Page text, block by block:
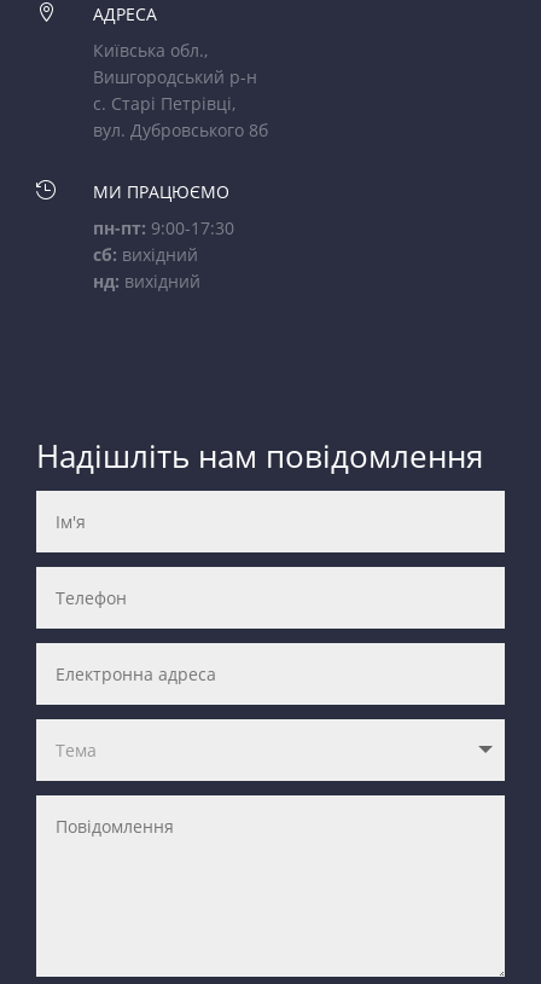

АДРЕСА
Київська обл.,
Вишгородський р-н
с. Старі Петрівці,
вул. Дубровського 8б

МИ ПРАЦЮЄМО
пн-пт: 9:00-17:30
сб: вихідний
нд: вихідний
Надішліть нам повідомлення